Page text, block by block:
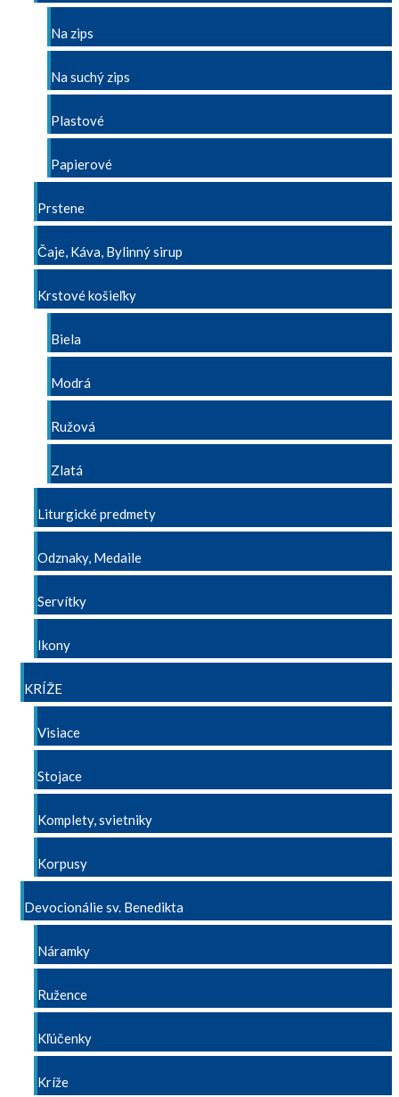
Na zips
Na suchý zips
Plastové
Papierové
Prstene
Čaje, Káva, Bylinný sirup
Krstové košieľky
Biela
Modrá
Ružová
Zlatá
Liturgické predmety
Odznaky, Medaile
Servítky
Ikony
KRÍŽE
Visiace
Stojace
Komplety, svietniky
Korpusy
Devocionálie sv. Benedikta
Náramky
Ružence
Kľúčenky
Kríže